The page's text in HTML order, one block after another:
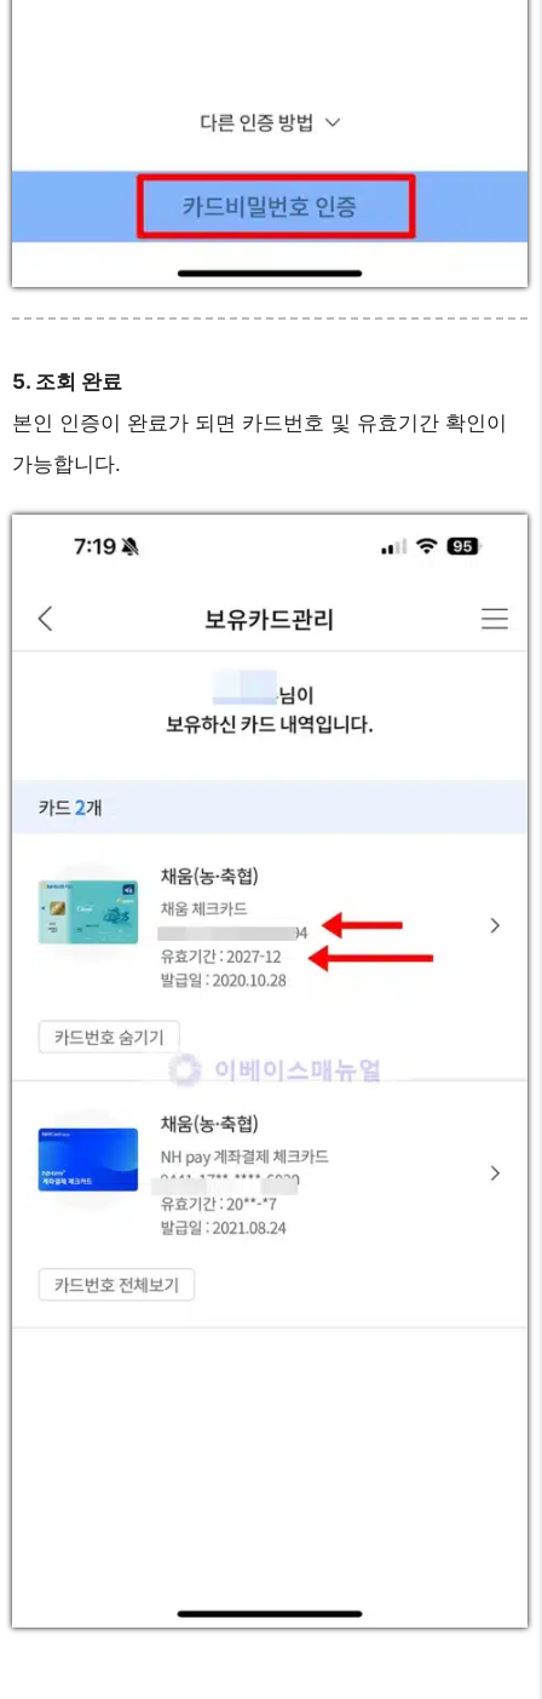
5. 조회 완료
본인 인증이 완료가 되면 카드번호 및 유효기간 확인이
가능합니다.